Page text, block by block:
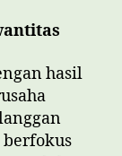
hasil